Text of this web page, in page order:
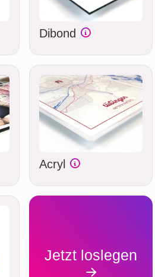
Dibond
Acryl
Jetzt loslegen